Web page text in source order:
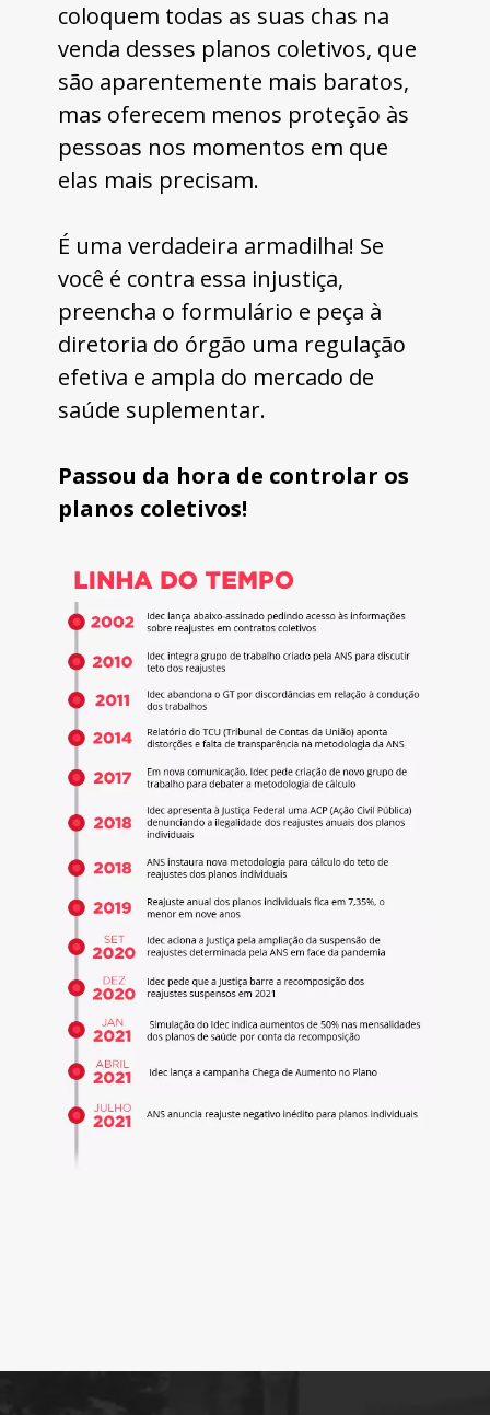
coloquem todas as suas fichas na
venda desses planos coletivos, que
são aparentemente mais baratos,
mas oferecem menos proteção às
pessoas nos momentos em que
elas mais precisam.
É uma verdadeira armadilha! Se
você é contra essa injustiça,
preencha o formulário e peça à
diretoria do órgão uma regulação
efetiva e ampla do mercado de
saúde suplementar.
Passou da hora de controlar os
planos coletivos!